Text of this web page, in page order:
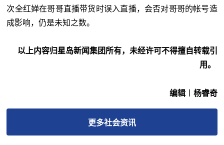
次全红婵在哥哥直播带货时误入直播，会否对哥哥的帐号造
成影响，仍是未知之数。
以上内容归星岛新闻集团所有，未经许可不得擅自转载引
用。
编辑︱杨睿奇
更多社会资讯